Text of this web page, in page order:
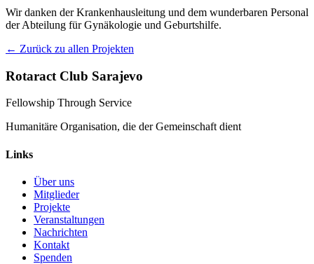
Wir danken der Krankenhausleitung und dem wunderbaren Personal
der Abteilung für Gynäkologie und Geburtshilfe.
← Zurück zu allen Projekten
Rotaract Club Sarajevo
Fellowship Through Service
Humanitäre Organisation, die der Gemeinschaft dient
Links
Über uns
Mitglieder
Projekte
Veranstaltungen
Nachrichten
Kontakt
Spenden